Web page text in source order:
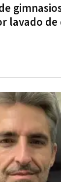
lavado de